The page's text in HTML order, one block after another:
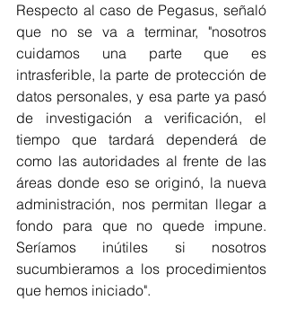
Respecto al caso de Pegasus, señaló
que no se va a terminar, "nosotros
cuidamos una parte que es
intrasferible, la parte de protección de
datos personales, y esa parte ya pasó
de investigación a verificación, el
tiempo que tardará dependerá de
como las autoridades al frente de las
áreas donde eso se originó, la nueva
administración, nos permitan llegar a
fondo para que no quede impune.
Seríamos inútiles si nosotros
sucumbieramos a los procedimientos
que hemos iniciado".